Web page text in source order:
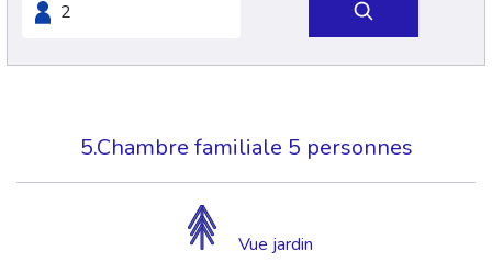
5.Chambre familiale 5 personnes
Vue jardin